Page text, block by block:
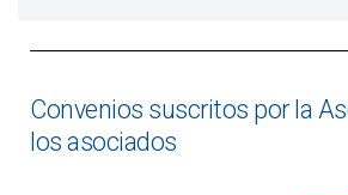
Convenios suscritos por la
los asociados